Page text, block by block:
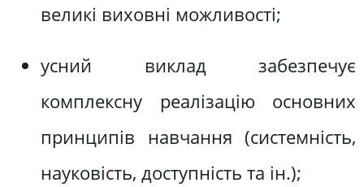
великі виховні можливості;
усний виклад забезпечує
комплексну реалізацію основних
принципів навчання (системність,
науковість, доступність та ін.);